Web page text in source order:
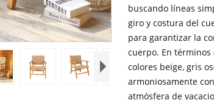
buscando líneas
giro y costura del
para garantizar la
cuerpo. En
colores beige, gris
armoniosamente
atmósfera de